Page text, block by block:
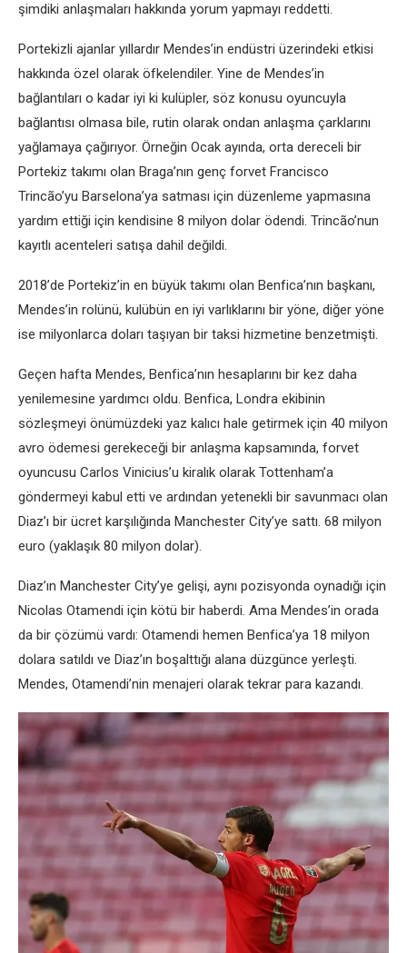
şimdiki anlaşmaları hakkında yorum yapmayı reddetti.
Portekizli ajanlar yıllardır Mendes’in endüstri üzerindeki etkisi
hakkında özel olarak öfkelendiler. Yine de Mendes’in
bağlantıları o kadar iyi ki kulüpler, söz konusu oyuncuyla
bağlantısı olmasa bile, rutin olarak ondan anlaşma çarklarını
yağlamaya çağırıyor. Örneğin Ocak ayında, orta dereceli bir
Portekiz takımı olan Braga’nın genç forvet Francisco
Trincão’yu Barselona’ya satması için düzenleme yapmasına
yardım ettiği için kendisine 8 milyon dolar ödendi. Trincão’nun
kayıtlı acenteleri satışa dahil değildi.
2018’de Portekiz’in en büyük takımı olan Benfica’nın başkanı,
Mendes’in rolünü, kulübün en iyi varlıklarını bir yöne, diğer yöne
ise milyonlarca doları taşıyan bir taksi hizmetine benzetmişti.
Geçen hafta Mendes, Benfica’nın hesaplarını bir kez daha
yenilemesine yardımcı oldu. Benfica, Londra ekibinin
sözleşmeyi önümüzdeki yaz kalıcı hale getirmek için 40 milyon
avro ödemesi gerekeceği bir anlaşma kapsamında, forvet
oyuncusu Carlos Vinicius’u kiralık olarak Tottenham’a
göndermeyi kabul etti ve ardından yetenekli bir savunmacı olan
Diaz’ı bir ücret karşılığında Manchester City’ye sattı. 68 milyon
euro (yaklaşık 80 milyon dolar).
Diaz’ın Manchester City’ye gelişi, aynı pozisyonda oynadığı için
Nicolas Otamendi için kötü bir haberdi. Ama Mendes’in orada
da bir çözümü vardı: Otamendi hemen Benfica’ya 18 milyon
dolara satıldı ve Diaz’ın boşalttığı alana düzgünce yerleşti.
Mendes, Otamendi’nin menajeri olarak tekrar para kazandı.